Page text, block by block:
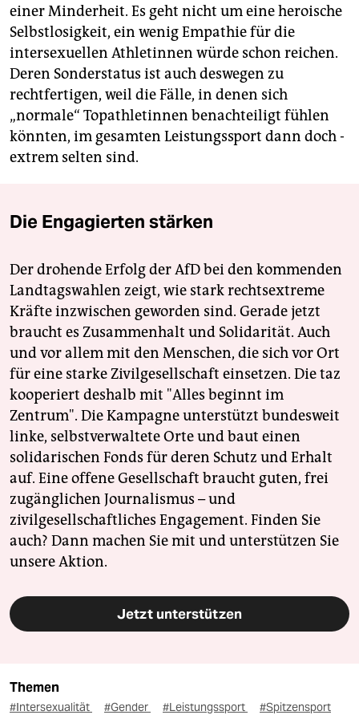
einer Minderheit. Es geht nicht um eine heroische
Selbstlosigkeit, ein wenig Empathie für die
intersexuellen Athletinnen würde schon reichen.
Deren Sonderstatus ist auch deswegen zu
rechtfertigen, weil die Fälle, in denen sich
„normale“ Topathletinnen benachteiligt fühlen
könnten, im gesamten Leistungssport dann doch ­
extrem selten sind.
Die Engagierten stärken
Der drohende Erfolg der AfD bei den kommenden
Landtagswahlen zeigt, wie stark rechtsextreme
Kräfte inzwischen geworden sind. Gerade jetzt
braucht es Zusammenhalt und Solidarität. Auch
und vor allem mit den Menschen, die sich vor Ort
für eine starke Zivilgesellschaft einsetzen. Die taz
kooperiert deshalb mit "Alles beginnt im
Zentrum". Die Kampagne unterstützt bundesweit
linke, selbstverwaltete Orte und baut einen
solidarischen Fonds für deren Schutz und Erhalt
auf. Eine offene Gesellschaft braucht guten, frei
zugänglichen Journalismus – und
zivilgesellschaftliches Engagement. Finden Sie
auch? Dann machen Sie mit und unterstützen Sie
unsere Aktion.
Jetzt unterstützen
Themen
#Intersexualität #Gender #Leistungssport #Spitzensport